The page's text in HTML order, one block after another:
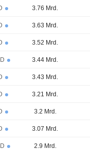
3.76 Mrd.
3.63 Mrd.
3.52 Mrd.
3.44 Mrd.
3.43 Mrd.
3.21 Mrd.
3.2 Mrd.
3.07 Mrd.
2.9 Mrd.